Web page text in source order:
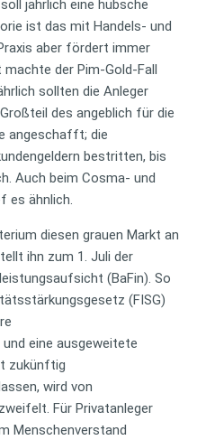
jährlich eine hübsche
ist das mit Handels- und
aber fördert immer
der Pim-Gold-Fall
sollten die Anleger
des angeblich für die
angeschafft; die
bestritten, bis
Auch beim Cosma- und
es ähnlich.
diesen grauen Markt an
ihn zum 1. Juli der
(BaFin). So
(FISG)
eine ausgeweitete
zukünftig
wird von
Für Privatanleger
Menschenverstand